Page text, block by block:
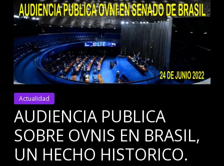
Actualidad
AUDIENCIA PUBLICA
SOBRE OVNIS EN BRASIL,
UN HECHO HISTORICO.